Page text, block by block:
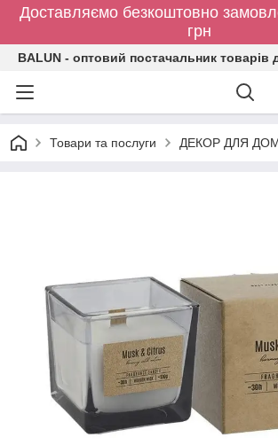
Доставляємо безкоштовно
грн
BALUN - оптовий постачальник товарів
Товари та послуги ДЕКОР ДЛЯ